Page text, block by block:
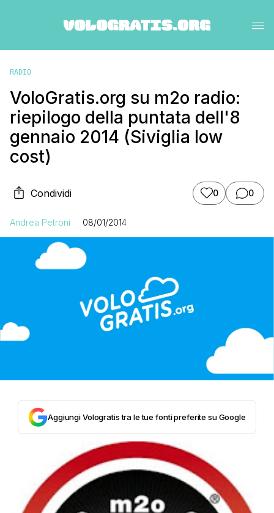
RADIO
VoloGratis.org su m2o radio:
riepilogo della puntata dell'8
gennaio 2014 (Siviglia low
cost)
Condividi 0 0
Andrea Petroni 08/01/2014
Aggiungi Vologratis tra le tue fonti preferite su Google